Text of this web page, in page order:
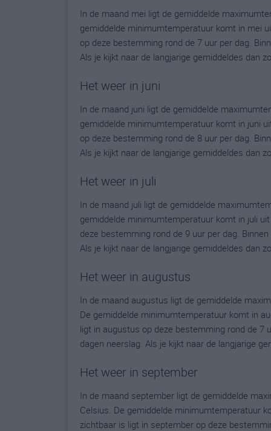
In de maand mei ligt de gemiddelde
gemiddelde minimumtemperatuur komt in mei
op deze bestemming rond de 7 uur per dag.
Als je kijkt naar de langjarige gemiddeldes dan
Het weer in juni
In de maand juni ligt de gemiddelde
gemiddelde minimumtemperatuur komt in juni
op deze bestemming rond de 8 uur per dag.
Als je kijkt naar de langjarige gemiddeldes dan
Het weer in juli
In de maand juli ligt de gemiddelde
gemiddelde minimumtemperatuur komt in juli
deze bestemming rond de 9 uur per dag.
Als je kijkt naar de langjarige gemiddeldes dan
Het weer in augustus
In de maand augustus ligt de gemiddelde
De gemiddelde minimumtemperatuur komt in
ligt in augustus op deze bestemming rond de 7
dagen neerslag. Als je kijkt naar de langjarige
Het weer in september
In de maand september ligt de gemiddelde
Celsius. De gemiddelde minimumtemperatuur
zichtbaar is ligt in september op deze